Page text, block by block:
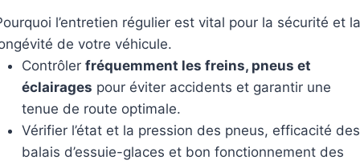
l’entretien régulier est vital pour la sécurité et la
de votre véhicule.
Contrôler fréquemment les freins, pneus et
éclairages pour éviter accidents et garantir une
tenue de route optimale.
Vérifier l’état et la pression des pneus, efficacité des
balais d’essuie-glaces et bon fonctionnement des